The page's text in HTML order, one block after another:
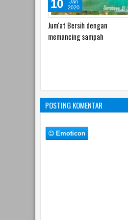
Mendekatkan pelayanan ke
warga, Ngantor Nang balai RW
12
Jun
2021
Emoticon